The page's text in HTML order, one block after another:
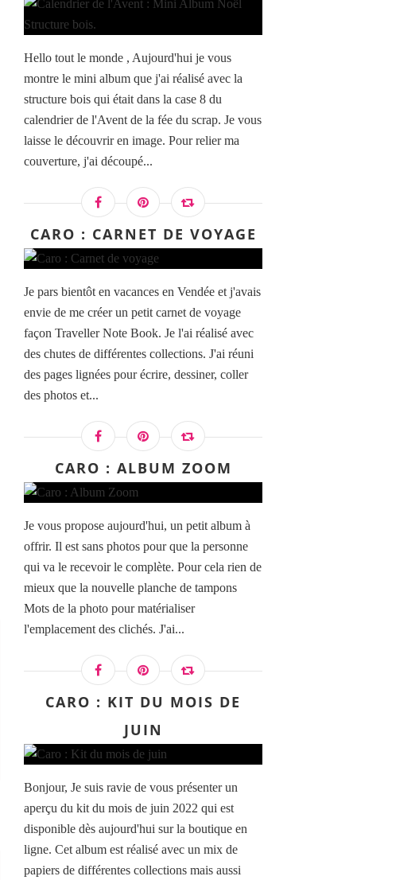
Hello tout le monde , Aujourd'hui je vous
montre le mini album que j'ai réalisé avec la
structure bois qui était dans la case 8 du
calendrier de l'Avent de la fée du scrap. Je vous
laisse le découvrir en image. Pour relier ma
couverture, j'ai découpé...
CARO : CARNET DE VOYAGE
Je pars bientôt en vacances en Vendée et j'avais
envie de me créer un petit carnet de voyage
façon Traveller Note Book. Je l'ai réalisé avec
des chutes de différentes collections. J'ai réuni
des pages lignées pour écrire, dessiner, coller
des photos et...
CARO : ALBUM ZOOM
Je vous propose aujourd'hui, un petit album à
offrir. Il est sans photos pour que la personne
qui va le recevoir le complète. Pour cela rien de
mieux que la nouvelle planche de tampons
Mots de la photo pour matérialiser
l'emplacement des clichés. J'ai...
CARO : KIT DU MOIS DE
JUIN
Bonjour, Je suis ravie de vous présenter un
aperçu du kit du mois de juin 2022 qui est
disponible dès aujourd'hui sur la boutique en
ligne. Cet album est réalisé avec un mix de
papiers de différentes collections mais aussi